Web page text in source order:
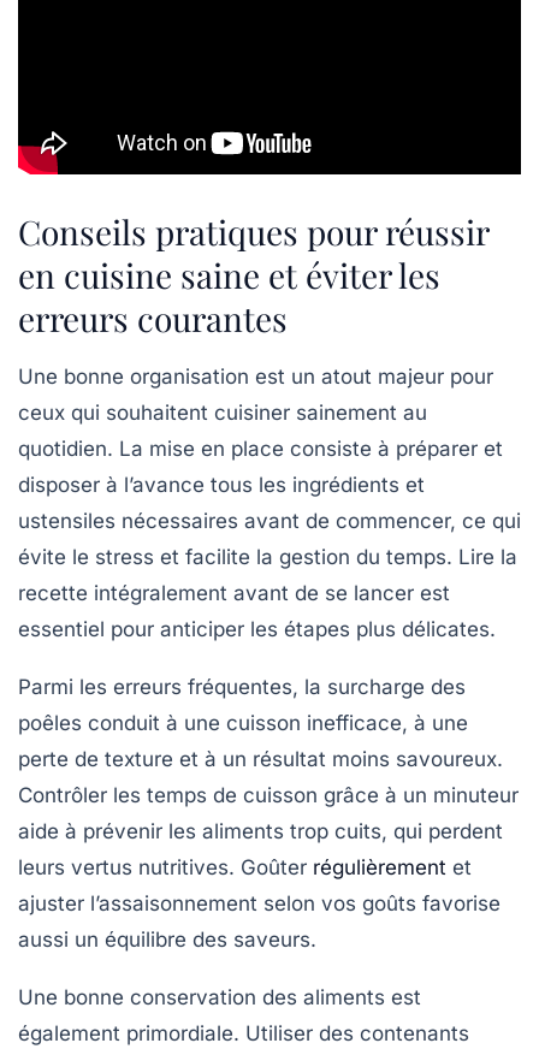
Conseils pratiques pour réussir
en cuisine saine et éviter les
erreurs courantes
Une bonne organisation est un atout majeur pour
ceux qui souhaitent cuisiner sainement au
quotidien. La mise en place consiste à préparer et
disposer à l’avance tous les ingrédients et
ustensiles nécessaires avant de commencer, ce qui
évite le stress et facilite la gestion du temps. Lire la
recette intégralement avant de se lancer est
essentiel pour anticiper les étapes plus délicates.
Parmi les erreurs fréquentes, la surcharge des
poêles conduit à une cuisson inefficace, à une
perte de texture et à un résultat moins savoureux.
Contrôler les temps de cuisson grâce à un minuteur
aide à prévenir les aliments trop cuits, qui perdent
leurs vertus nutritives. Goûter régulièrement et
ajuster l’assaisonnement selon vos goûts favorise
aussi un équilibre des saveurs.
Une bonne conservation des aliments est
également primordiale. Utiliser des contenants